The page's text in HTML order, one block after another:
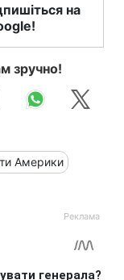
на
зручно!
Америки